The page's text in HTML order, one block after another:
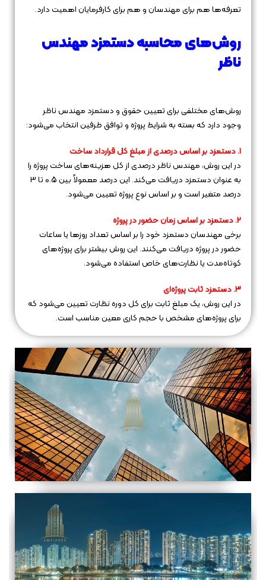
تعرفه‌ها هم برای مهندسان و هم برای کارفرمایان اهمیت دارد.
روش‌های محاسبه دستمزد مهندس
ناظر
روش‌های مختلفی برای تعیین حقوق و دستمزد مهندس ناظر
وجود دارد که بسته به شرایط پروژه و توافق طرفین انتخاب می‌شود:
1. دستمزد بر اساس درصدی از مبلغ کل قرارداد ساخت
در این روش، مهندس ناظر درصدی از کل هزینه‌های ساخت پروژه را
به عنوان دستمزد دریافت می‌کند. این درصد معمولاً بین 0.5 تا 3
درصد متغیر است و بر اساس نوع پروژه تعیین می‌شود.
2. دستمزد بر اساس زمان حضور در پروژه
برخی مهندسان دستمزد خود را بر اساس تعداد روزها یا ساعات
حضور در پروژه دریافت می‌کنند. این روش بیشتر برای پروژه‌های
کوتاه‌مدت یا نظارت‌های خاص استفاده می‌شود.
3. دستمزد ثابت پروژه‌ای
در این روش، یک مبلغ ثابت برای کل دوره نظارت تعیین می‌شود که
برای پروژه‌های مشخص با حجم کاری معین مناسب است.